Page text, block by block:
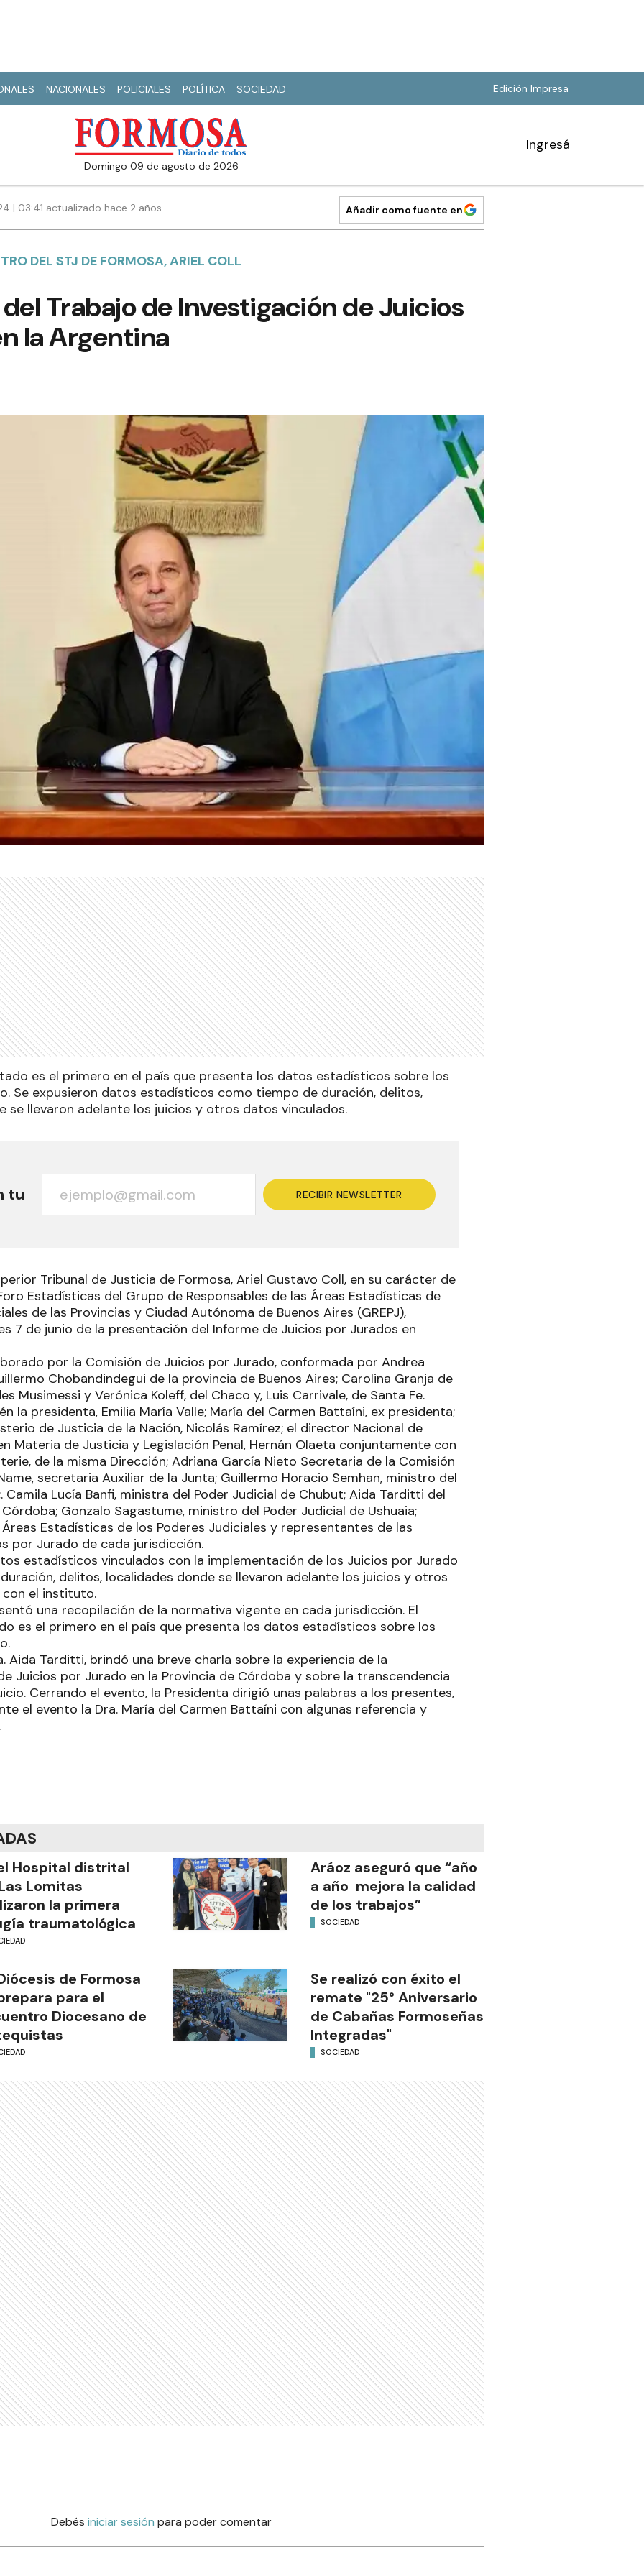
NACIONALES POLICIALES POLÍTICA SOCIEDAD Edición Impresa
domingo 09 de agosto de 2026
Ingresá
| 03:41 actualizado hace 2 años Añadir como fuente en
DEL STJ DE FORMOSA, ARIEL COLL
Trabajo de Investigación de Juicios
la Argentina
es el primero en el país que presenta los datos estadísticos sobre los
Se expusieron datos estadísticos como tiempo de duración, delitos,
se llevaron adelante los juicios y otros datos vinculados.
tu RECIBIR NEWSLETTER
Tribunal de Justicia de Formosa, Ariel Gustavo Coll, en su carácter de
Estadísticas del Grupo de Responsables de las Áreas Estadísticas de
de las Provincias y Ciudad Autónoma de Buenos Aires (GREPJ),
7 de junio de la presentación del Informe de Juicios por Jurados en
por la Comisión de Juicios por Jurado, conformada por Andrea
Chobandindegui de la provincia de Buenos Aires; Carolina Granja de
Musimessi y Verónica Koleff, del Chaco y, Luis Carrivale, de Santa Fe.
la presidenta, Emilia María Valle; María del Carmen Battaíni, ex presidenta;
de Justicia de la Nación, Nicolás Ramírez; el director Nacional de
Materia de Justicia y Legislación Penal, Hernán Olaeta conjuntamente con
de la misma Dirección; Adriana García Nieto Secretaria de la Comisión
secretaria Auxiliar de la Junta; Guillermo Horacio Semhan, ministro del
Camila Lucía Banfi, ministra del Poder Judicial de Chubut; Aida Tarditti del
Gonzalo Sagastume, ministro del Poder Judicial de Ushuaia;
Estadísticas de los Poderes Judiciales y representantes de las
por Jurado de cada jurisdicción.
estadísticos vinculados con la implementación de los Juicios por Jurado
delitos, localidades donde se llevaron adelante los juicios y otros
el instituto.
una recopilación de la normativa vigente en cada jurisdicción. El
es el primero en el país que presenta los datos estadísticos sobre los
Aida Tarditti, brindó una breve charla sobre la experiencia de la
Juicios por Jurado en la Provincia de Córdoba y sobre la transcendencia
Cerrando el evento, la Presidenta dirigió unas palabras a los presentes,
el evento la Dra. María del Carmen Battaíni con algunas referencia y
Hospital distrital
Lomitas
la primera
traumatológica
Aráoz aseguró que “año
a año mejora la calidad
de los trabajos”
SOCIEDAD
de Formosa
para el
Diocesano de
Se realizó con éxito el
remate "25° Aniversario
de Cabañas Formoseñas
Integradas"
SOCIEDAD
Debés iniciar sesión para poder comentar